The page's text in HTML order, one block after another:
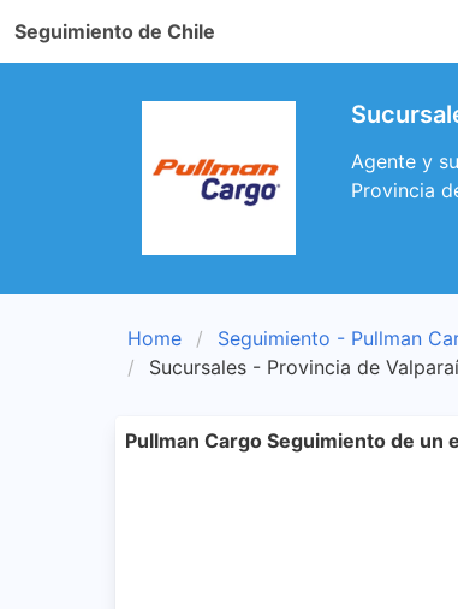
Seguimiento de Chile
Agente y
Provincia
Home Seguimiento - Pullman
Sucursales - Provincia de
Pullman Cargo Seguimiento de un